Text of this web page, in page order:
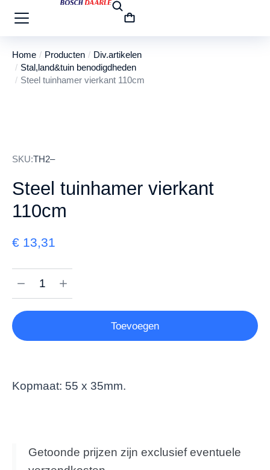
Je bent hier:
Home Producten
Div.artikelen
Stal,land&tuin benodigdheden
Steel tuinhamer vierkant 110cm
SKU:TH2–
Steel tuinhamer vierkant
110cm
€ 13,31
Toevoegen
Kopmaat: 55 x 35mm.
Getoonde prijzen zijn exclusief eventuele